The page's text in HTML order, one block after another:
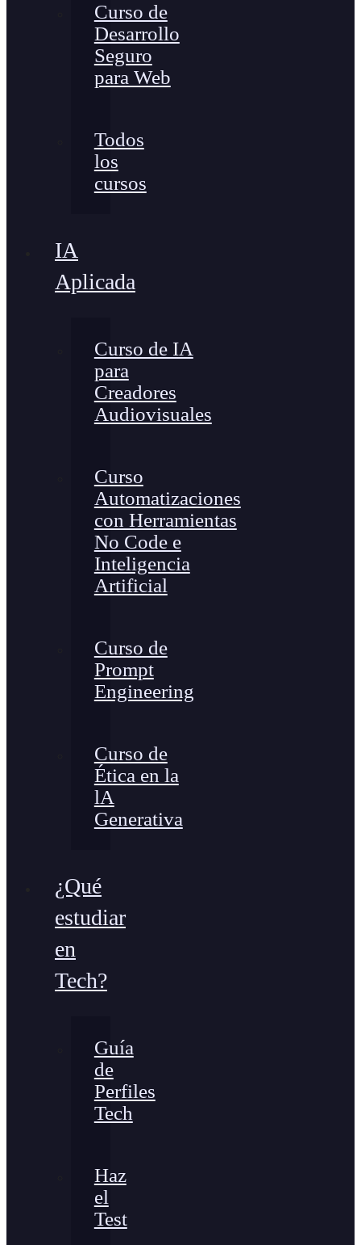
Curso de
Desarrollo
Seguro
para Web
Todos
los
cursos
IA
Aplicada
Curso de IA
para
Creadores
Audiovisuales
Curso
Automatizaciones
con Herramientas
No Code e
Inteligencia
Artificial
Curso de
Prompt
Engineering
Curso de
Ética en la
lA
Generativa
¿Qué
estudiar
en
Tech?
Guía
de
Perfiles
Tech
Haz
el
Test